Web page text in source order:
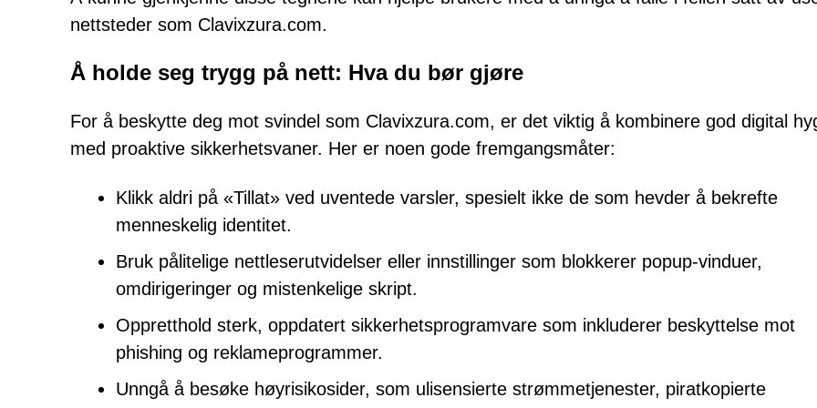
nettsteder som Clavixzura.com.
Å holde seg trygg på nett: Hva du bør gjøre
For å beskytte deg mot svindel som Clavixzura.com, er det viktig å kombinere god digital
med proaktive sikkerhetsvaner. Her er noen gode fremgangsmåter:
Klikk aldri på «Tillat» ved uventede varsler, spesielt ikke de som hevder å bekrefte
menneskelig identitet.
Bruk pålitelige nettleserutvidelser eller innstillinger som blokkerer popup-vinduer,
omdirigeringer og mistenkelige skript.
Oppretthold sterk, oppdatert sikkerhetsprogramvare som inkluderer beskyttelse mot
phishing og reklameprogrammer.
Unngå å besøke høyrisikosider, som ulisensierte strømmetjenester, piratkopierte